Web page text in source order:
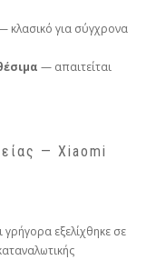
κλασικό για σύγχρονα
— απαιτείται
— Xiaomi
γρήγορα εξελίχθηκε σε